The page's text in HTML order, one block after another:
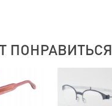
ПОНРАВИТЬСЯ